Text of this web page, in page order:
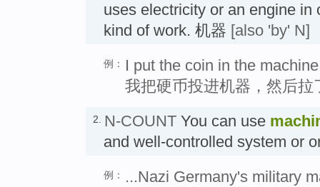
uses electricity or an engine in
kind of work. 机器 [also 'by' N]
例：
I put the coin in the
我把硬币投进机器，然后拉
2. N-COUNT You can use
and well-controlled system or
例：
...Nazi Germany's military